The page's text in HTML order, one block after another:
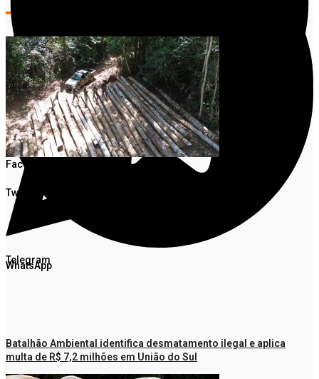
Facebook
Twitter
WhatsApp
Telegram
Batalhão Ambiental identifica desmatamento ilegal e aplica
multa de R$ 7,2 milhões em União do Sul